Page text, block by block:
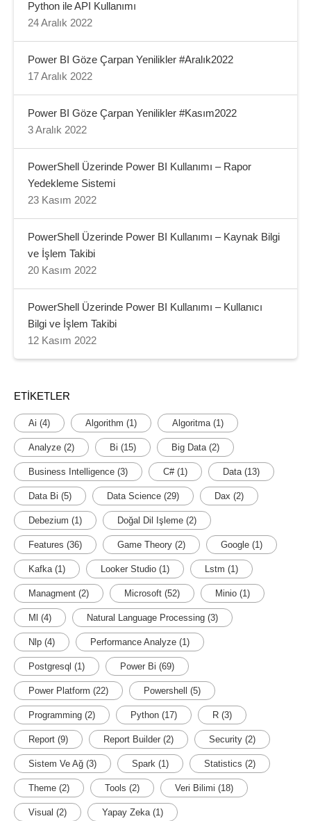
Python ile API Kullanımı
24 Aralık 2022
Power BI Göze Çarpan Yenilikler #Aralık2022
17 Aralık 2022
Power BI Göze Çarpan Yenilikler #Kasım2022
3 Aralık 2022
PowerShell Üzerinde Power BI Kullanımı – Rapor
Yedekleme Sistemi
23 Kasım 2022
PowerShell Üzerinde Power BI Kullanımı – Kaynak Bilgi
ve İşlem Takibi
20 Kasım 2022
PowerShell Üzerinde Power BI Kullanımı – Kullanıcı
Bilgi ve İşlem Takibi
12 Kasım 2022
ETIKETLER
Ai (4) Algorithm (1) Algoritma(1)
Analyze (2) Bi (15) Big Data(2)
Business Intelligence (3) C#(1) Data(13)
Data Bi (5) Data Science (29) Dax (2)
Debezium (1) Doğal Dil Işleme (2)
Features (36) Game Theory (2) Google (1)
Kafka(1) Looker Studio (1) Lstm (1)
Managment (2) Microsoft (52) Minio (1)
Ml (4) Natural Language Processing (3)
Nlp (4) Performance Analyze (1)
Postgresql (1) Power Bi (69)
Power Platform (22) Powershell (5)
Programming (2) Python (17) R (3)
Report (9) Report Builder (2) Security (2)
Sistem Ve Ağ (3) Spark (1) Statistics (2)
Theme (2) Tools (2) Veri Bilimi (18)
Visual (2) Yapay Zeka(1)